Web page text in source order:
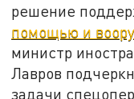
решение
помощью и
министр
Лавров
задачи